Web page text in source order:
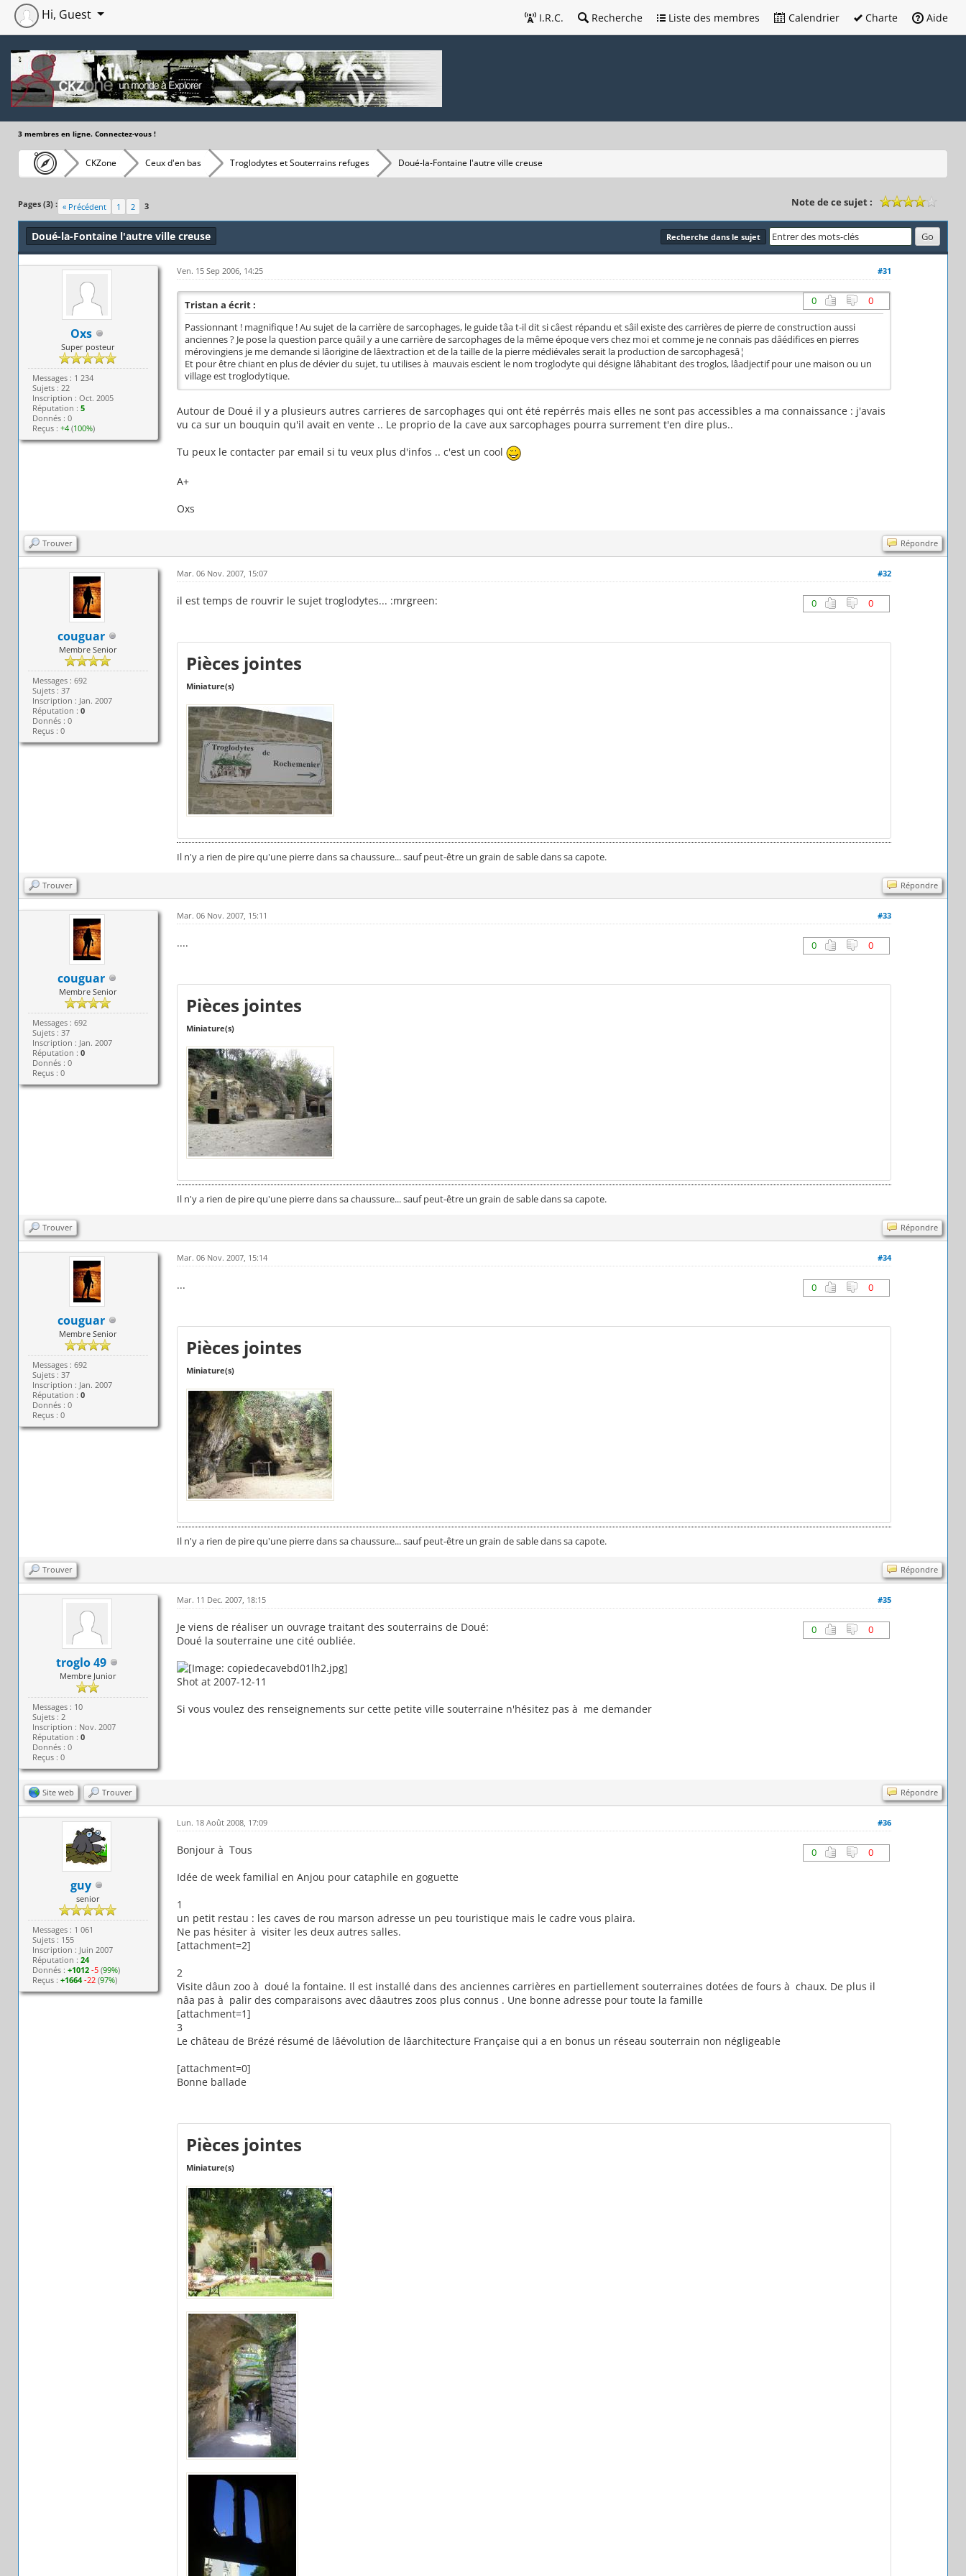
I.R.C. Recherche Liste des membres Calendrier Charte Aide
Hi, Guest
3 membres en ligne. Connectez-vous !
CKZone Ceux d'en bas Troglodytes et Souterrains refuges Doué-la-Fontaine l'autre ville creuse
Pages (3) : « Précédent 1 2 3 Note de ce sujet :
Recherche dans le sujet
Doué-la-Fontaine l'autre ville creuse
Oxs
Super posteur
Messages : 1 234
Sujets : 22
Inscription : Oct. 2005
Réputation : 5
Donnés : 0
Reçus : +4(100%)
#31
Ven. 15 Sep 2006, 14:25
0 0
Tristan a écrit :
Passionnant ! magnifique ! Au sujet de la carrière de sarcophages, le guide tâa t-il dit si câest répandu et sâil existe des carrières de pierre de construction aussi
anciennes ? Je pose la question parce quâil y a une carrière de sarcophages de la même époque vers chez moi et comme je ne connais pas dâédifices en pierres
mérovingiens je me demande si lâorigine de lâextraction et de la taille de la pierre médiévales serait la production de sarcophagesâ¦
Et pour être chiant en plus de dévier du sujet, tu utilises à mauvais escient le nom troglodyte qui désigne lâhabitant des troglos, lâadjectif pour une maison ou un
village est troglodytique.
Autour de Doué il y a plusieurs autres carrieres de sarcophages qui ont été repérrés mais elles ne sont pas accessibles a ma connaissance : j'avais
vu ca sur un bouquin qu'il avait en vente .. Le proprio de la cave aux sarcophages pourra surrement t'en dire plus..
Tu peux le contacter par email si tu veux plus d'infos .. c'est un cool
A+
Oxs
Trouver Répondre
couguar
Membre Senior
Messages : 692
Sujets : 37
Inscription : Jan. 2007
Réputation : 0
Donnés : 0
Reçus : 0
#32
Mar. 06 Nov. 2007, 15:07
0 0
il est temps de rouvrir le sujet troglodytes... :mrgreen:
Pièces jointes
Miniature(s)
Il n'y a rien de pire qu'une pierre dans sa chaussure... sauf peut-être un grain de sable dans sa capote.
Trouver Répondre
couguar
Membre Senior
Messages : 692
Sujets : 37
Inscription : Jan. 2007
Réputation : 0
Donnés : 0
Reçus : 0
#33
Mar. 06 Nov. 2007, 15:11
0 0
....
Pièces jointes
Miniature(s)
Il n'y a rien de pire qu'une pierre dans sa chaussure... sauf peut-être un grain de sable dans sa capote.
Trouver Répondre
couguar
Membre Senior
Messages : 692
Sujets : 37
Inscription : Jan. 2007
Réputation : 0
Donnés : 0
Reçus : 0
#34
Mar. 06 Nov. 2007, 15:14
0 0
...
Pièces jointes
Miniature(s)
Il n'y a rien de pire qu'une pierre dans sa chaussure... sauf peut-être un grain de sable dans sa capote.
Trouver Répondre
troglo 49
Membre Junior
Messages : 10
Sujets : 2
Inscription : Nov. 2007
Réputation : 0
Donnés : 0
Reçus : 0
#35
Mar. 11 Dec. 2007, 18:15
0 0
Je viens de réaliser un ouvrage traitant des souterrains de Doué:
Doué la souterraine une cité oubliée.
Shot at 2007-12-11
Si vous voulez des renseignements sur cette petite ville souterraine n'hésitez pas à me demander
Site web Trouver Répondre
guy
senior
Messages : 1 061
Sujets : 155
Inscription : Juin 2007
Réputation : 24
Donnés : +1012 -5(99%)
Reçus : +1664 -22(97%)
#36
Lun. 18 Août 2008, 17:09
0 0
Bonjour à Tous
Idée de week familial en Anjou pour cataphile en goguette
1
un petit restau : les caves de rou marson adresse un peu touristique mais le cadre vous plaira.
Ne pas hésiter à visiter les deux autres salles.
[attachment=2]
2
Visite dâun zoo à doué la fontaine. Il est installé dans des anciennes carrières en partiellement souterraines dotées de fours à chaux. De plus il
nâa pas à palir des comparaisons avec dâautres zoos plus connus . Une bonne adresse pour toute la famille
[attachment=1]
3
Le château de Brézé résumé de lâévolution de lâarchitecture Française qui a en bonus un réseau souterrain non négligeable
[attachment=0]
Bonne ballade
Pièces jointes
Miniature(s)